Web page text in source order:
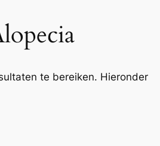
te bereiken. Hieronder